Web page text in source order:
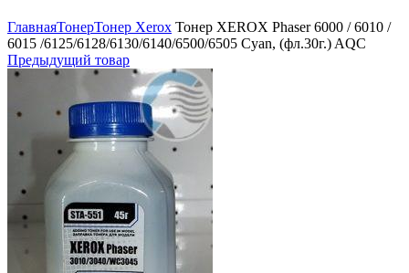
ГлавнаяТонерТонер Xerox Тонер XEROX Phaser 6000 / 6010 /
6015 /6125/6128/6130/6140/6500/6505 Cyan, (фл.30г.) AQC
Предыдущий товар